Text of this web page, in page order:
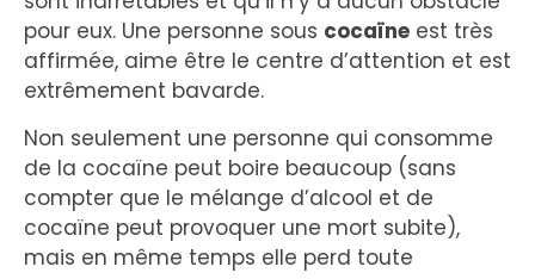
pour eux. Une personne sous cocaïne est très
affirmée, aime être le centre d’attention et est
extrêmement bavarde.
Non seulement une personne qui consomme
de la cocaïne peut boire beaucoup (sans
compter que le mélange d’alcool et de
cocaïne peut provoquer une mort subite),
mais en même temps elle perd toute